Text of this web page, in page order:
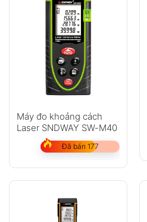
Máy đo khoảng cách
Laser SNDWAY SW-M40
Đã bán 177